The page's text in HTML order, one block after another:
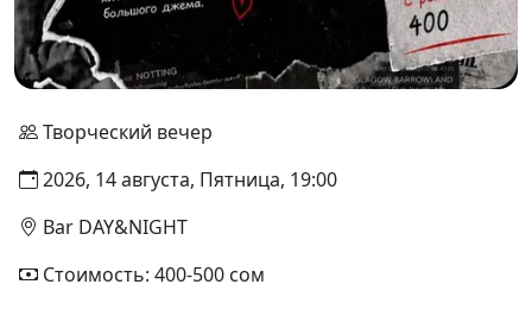
Творческий вечер
2026, 14 августа, Пятница, 19:00
Bar DAY&NIGHT
Стоимость: 400-500 сом